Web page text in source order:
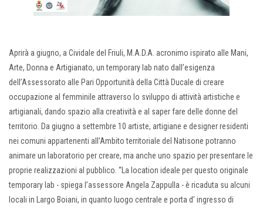
Aprirà a giugno, a Cividale del Friuli, M.A.D.A. acronimo ispirato alle Mani,
Arte, Donna e Artigianato, un temporary lab nato dall’esigenza
dell’Assessorato alle Pari Opportunità della Città Ducale di creare
occupazione al femminile attraverso lo sviluppo di attività artistiche e
artigianali, dando spazio alla creatività e al saper fare delle donne del
territorio. Da giugno a settembre 10 artiste, artigiane e designer residenti
nei comuni appartenenti all’Ambito territoriale del Natisone potranno
animare un laboratorio per creare, ma anche uno spazio per presentare le
proprie realizzazioni al pubblico. “La location ideale per questo originale
temporary lab - spiega l’assessore Angela Zappulla - è ricaduta su alcuni
locali in Largo Boiani, in quanto luogo centrale e porta d’ ingresso di